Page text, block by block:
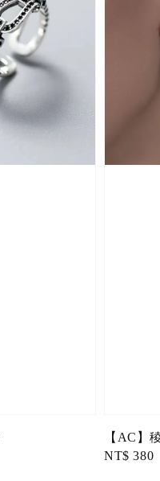
【AC】
Regular
NT$ 380